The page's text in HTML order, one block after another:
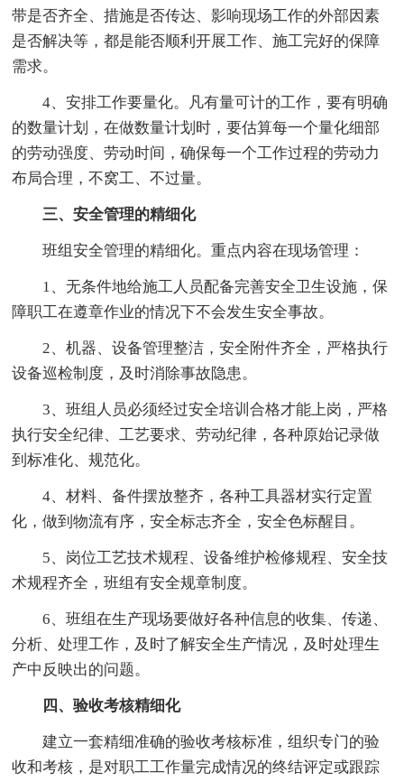
带是否齐全、措施是否传达、影响现场工作的外部因素
是否解决等，都是能否顺利开展工作、施工完好的保障
需求。
4、安排工作要量化。凡有量可计的工作，要有明确
的数量计划，在做数量计划时，要估算每一个量化细部
的劳动强度、劳动时间，确保每一个工作过程的劳动力
布局合理，不窝工、不过量。
三、安全管理的精细化
班组安全管理的精细化。重点内容在现场管理：
1、无条件地给施工人员配备完善安全卫生设施，保
障职工在遵章作业的情况下不会发生安全事故。
2、机器、设备管理整洁，安全附件齐全，严格执行
设备巡检制度，及时消除事故隐患。
3、班组人员必须经过安全培训合格才能上岗，严格
执行安全纪律、工艺要求、劳动纪律，各种原始记录做
到标准化、规范化。
4、材料、备件摆放整齐，各种工具器材实行定置
化，做到物流有序，安全标志齐全，安全色标醒目。
5、岗位工艺技术规程、设备维护检修规程、安全技
术规程齐全，班组有安全规章制度。
6、班组在生产现场要做好各种信息的收集、传递、
分析、处理工作，及时了解安全生产情况，及时处理生
产中反映出的问题。
四、验收考核精细化
建立一套精细准确的验收考核标准，组织专门的验
收和考核，是对职工工作量完成情况的终结评定或跟踪